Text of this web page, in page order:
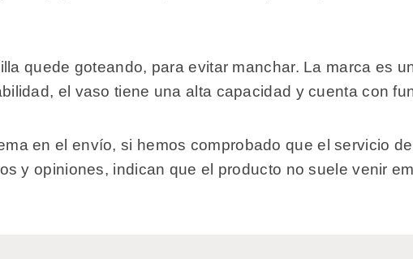
quede goteando, para evitar manchar. La marca es
el vaso tiene una alta capacidad y cuenta con
en el envío, si hemos comprobado que el servicio
y opiniones, indican que el producto no suele venir